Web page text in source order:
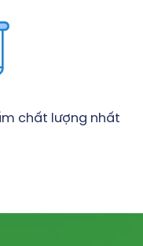
chất lượng nhất